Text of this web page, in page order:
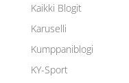
Kaikki Blogit
Karuselli
Kumppaniblogi
KY-Sport